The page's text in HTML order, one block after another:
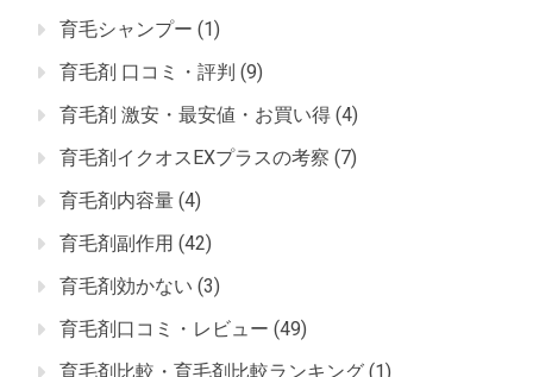
育毛シャンプー (1)
育毛剤 口コミ・評判 (9)
育毛剤 激安・最安値・お買い得 (4)
育毛剤イクオスEXプラスの考察 (7)
育毛剤内容量 (4)
育毛剤副作用 (42)
育毛剤効かない (3)
育毛剤口コミ・レビュー (49)
育毛剤比較・育毛剤比較ランキング (1)